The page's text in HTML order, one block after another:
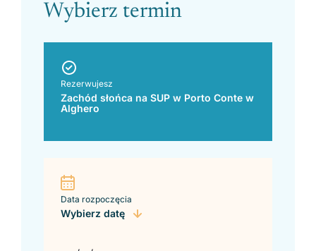
Wybierz termin
Rezerwujesz
Zachód słońca na SUP w Porto Conte w
Alghero
Data rozpoczęcia
Wybierz datę